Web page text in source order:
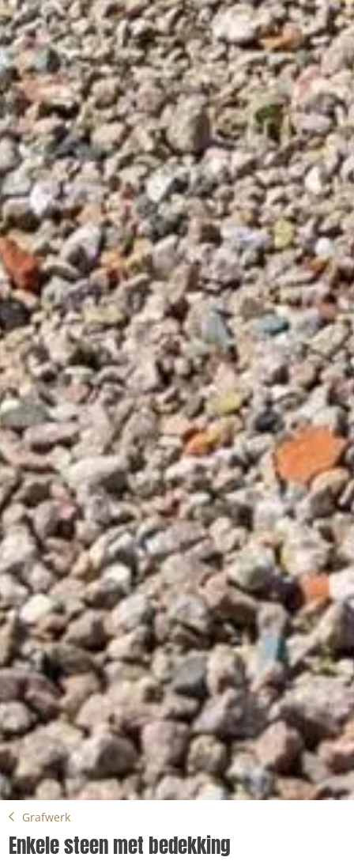
Grafwerk
Enkele steen met bedekking